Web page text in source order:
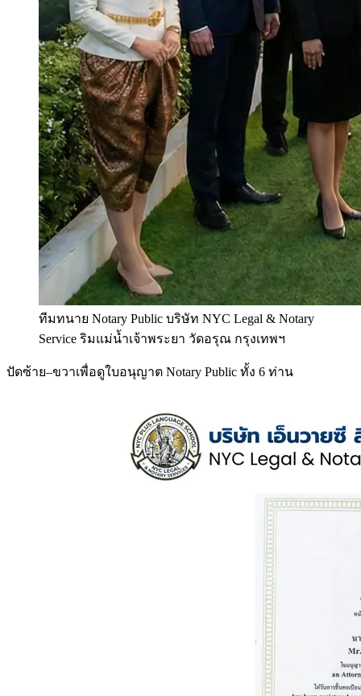
ทีมทนาย Notary Public บริษัท NYC Legal & Notary
Service ริมแม่น้ำเจ้าพระยา วัดอรุณ กรุงเทพฯ
ปัดซ้าย–ขวาเพื่อดูใบอนุญาต Notary Public ทั้ง 6 ท่าน